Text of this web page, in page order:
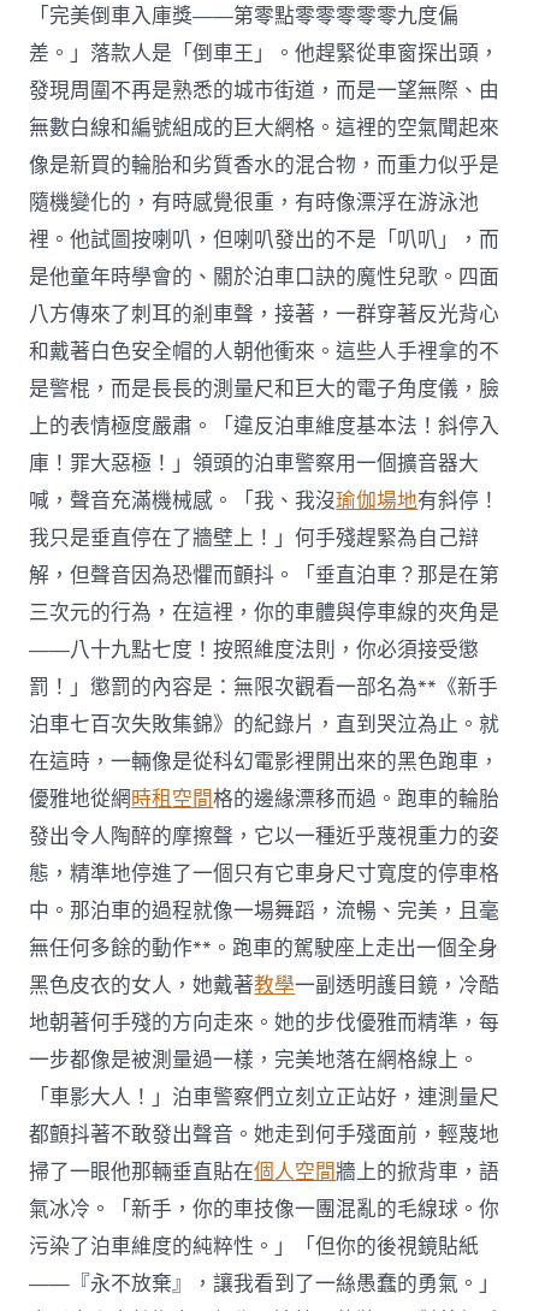
「完美倒車入庫獎——第零點零零零零零九度偏
差。」落款人是「倒車王」。他趕緊從車窗探出頭，
發現周圍不再是熟悉的城市街道，而是一望無際、由
無數白線和編號組成的巨大網格。這裡的空氣聞起來
像是新買的輪胎和劣質香水的混合物，而重力似乎是
隨機變化的，有時感覺很重，有時像漂浮在游泳池
裡。他試圖按喇叭，但喇叭發出的不是「叭叭」，而
是他童年時學會的、關於泊車口訣的魔性兒歌。四面
八方傳來了刺耳的剎車聲，接著，一群穿著反光背心
和戴著白色安全帽的人朝他衝來。這些人手裡拿的不
是警棍，而是長長的測量尺和巨大的電子角度儀，臉
上的表情極度嚴肅。「違反泊車維度基本法！斜停入
庫！罪大惡極！」領頭的泊車警察用一個擴音器大
喊，聲音充滿機械感。「我、我沒瑜伽場地有斜停！
我只是垂直停在了牆壁上！」何手殘趕緊為自己辯
解，但聲音因為恐懼而顫抖。「垂直泊車？那是在第
三次元的行為，在這裡，你的車體與停車線的夾角是
——八十九點七度！按照維度法則，你必須接受懲
罰！」懲罰的內容是：無限次觀看一部名為**《新手
泊車七百次失敗集錦》的紀錄片，直到哭泣為止。就
在這時，一輛像是從科幻電影裡開出來的黑色跑車，
優雅地從網時租空間格的邊緣漂移而過。跑車的輪胎
發出令人陶醉的摩擦聲，它以一種近乎蔑視重力的姿
態，精準地停進了一個只有它車身尺寸寬度的停車格
中。那泊車的過程就像一場舞蹈，流暢、完美，且毫
無任何多餘的動作**。跑車的駕駛座上走出一個全身
黑色皮衣的女人，她戴著教學一副透明護目鏡，冷酷
地朝著何手殘的方向走來。她的步伐優雅而精準，每
一步都像是被測量過一樣，完美地落在網格線上。
「車影大人！」泊車警察們立刻立正站好，連測量尺
都顫抖著不敢發出聲音。她走到何手殘面前，輕蔑地
掃了一眼他那輛垂直貼在個人空間牆上的掀背車，語
氣冰冷。「新手，你的車技像一團混亂的毛線球。你
污染了泊車維度的純粹性。」「但你的後視鏡貼紙
——『永不放棄』，讓我看到了一絲愚蠢的勇氣。」